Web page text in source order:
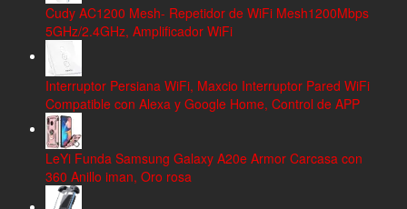
Cudy AC1200 Mesh- Repetidor de WiFi Mesh1200Mbps
5GHz/2.4GHz, Amplificador WiFi
Interruptor Persiana WiFi, Maxcio Interruptor Pared WiFi
Compatible con Alexa y Google Home, Control de APP
LeYi Funda Samsung Galaxy A20e Armor Carcasa con
360 Anillo iman, Oro rosa